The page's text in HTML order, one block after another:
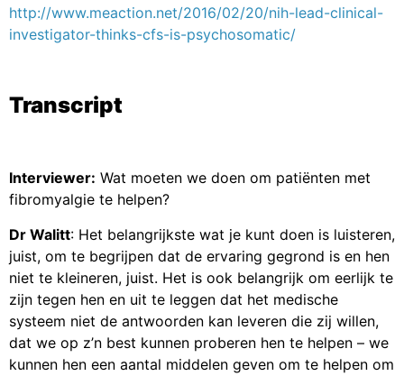
http://www.meaction.net/2016/02/20/nih-lead-clinical-
investigator-thinks-cfs-is-psychosomatic/
Transcript
Interviewer: Wat moeten we doen om patiënten met
fibromyalgie te helpen?
Dr Walitt: Het belangrijkste wat je kunt doen is luisteren,
juist, om te begrijpen dat de ervaring gegrond is en hen
niet te kleineren, juist. Het is ook belangrijk om eerlijk te
zijn tegen hen en uit te leggen dat het medische
systeem niet de antwoorden kan leveren die zij willen,
dat we op z’n best kunnen proberen hen te helpen – we
kunnen hen een aantal middelen geven om te helpen om